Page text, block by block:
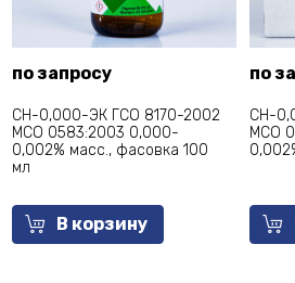
по запросу
СН-0,000-ЭК ГСО 8170-2002
МСО 0583:2003 0,000-
0,002% масс., фасовка 100
мл
В корзину
по
СН-
МСО